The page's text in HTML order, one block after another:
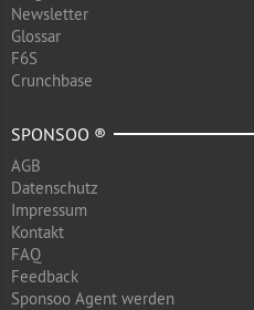
Newsletter
Glossar
F6S
Crunchbase
SPONSOO ®
AGB
Datenschutz
Impressum
Kontakt
FAQ
Feedback
Sponsoo Agent werden